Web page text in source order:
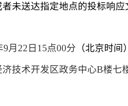
未送达指定地点的投标响应
9月 22日15点00分 （北京时间）
济技术开发区政务中心B楼七